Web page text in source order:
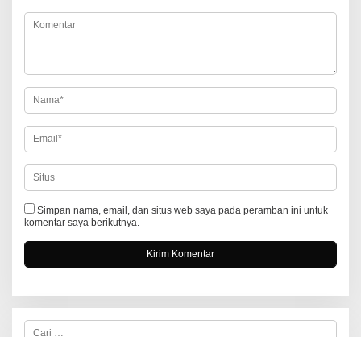
o
s
Simpan nama, email, dan situs web saya pada peramban ini untuk
komentar saya berikutnya.
C